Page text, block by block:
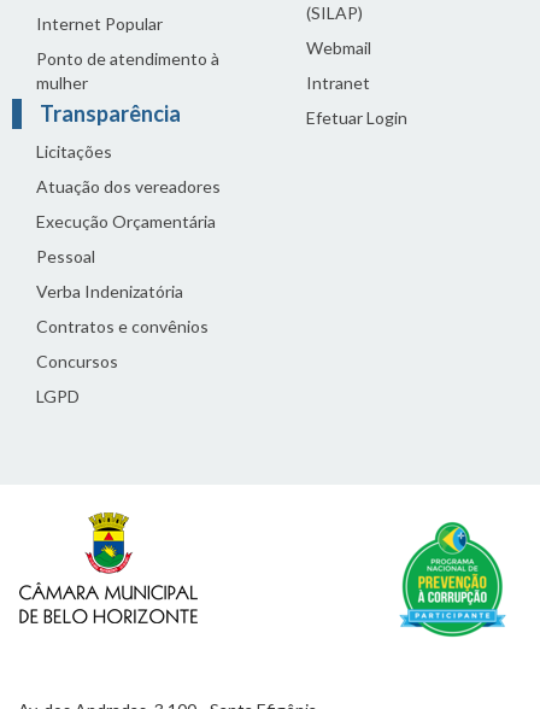
Internet Popular
Ponto de atendimento à
mulher
Transparência
Licitações
Atuação dos vereadores
Execução Orçamentária
Pessoal
Verba Indenizatória
Contratos e convênios
Concursos
LGPD
(SILAP)
Webmail
Intranet
Efetuar Login